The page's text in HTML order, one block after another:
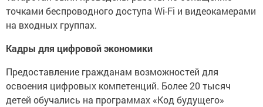
точками беспроводного доступа Wi-Fi и видеокамерами
на входных группах.
Кадры для цифровой экономики
Предоставление гражданам возможностей для
освоения цифровых компетенций. Более 20 тысяч
детей обучались на программах «Код будущего»